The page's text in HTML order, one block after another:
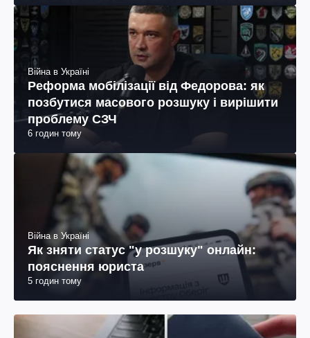
Війна в Україні
Реформа мобілізації від Федорова: як
позбутися масового розшуку і вирішити
проблему СЗЧ
6 годин тому
Війна в Україні
Як зняти статус "у розшуку" онлайн:
пояснення юриста
5 годин тому